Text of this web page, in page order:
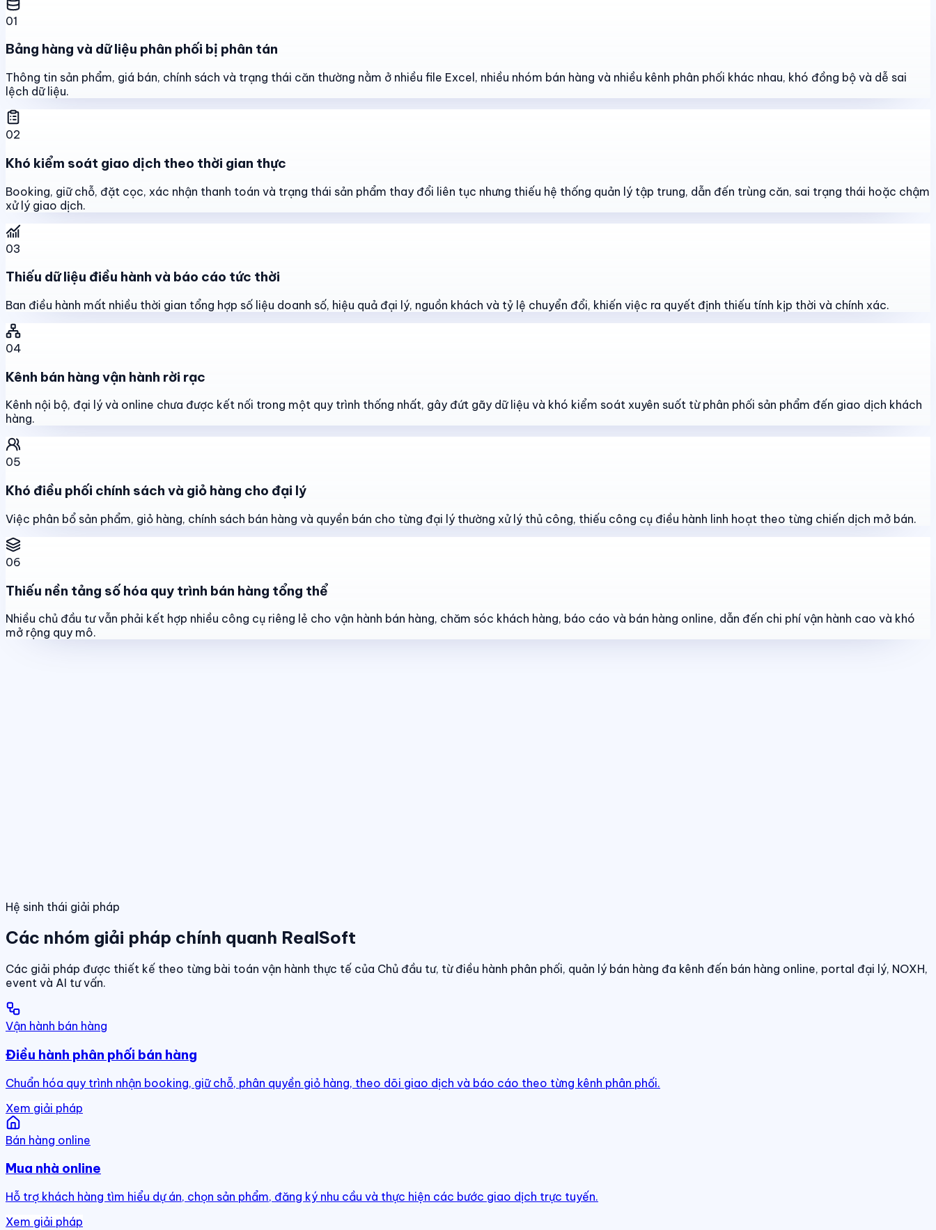
01
Bảng hàng và dữ liệu phân phối bị phân tán
Thông tin sản phẩm, giá bán, chính sách và trạng thái căn thường nằm ở nhiều file Excel, nhiều nhóm bán hàng và nhiều kênh phân phối khác nhau, khó đồng bộ và dễ sai
lệch dữ liệu.
02
Khó kiểm soát giao dịch theo thời gian thực
Booking, giữ chỗ, đặt cọc, xác nhận thanh toán và trạng thái sản phẩm thay đổi liên tục nhưng thiếu hệ thống quản lý tập trung, dẫn đến trùng căn, sai trạng thái hoặc chậm
xử lý giao dịch.
03
Thiếu dữ liệu điều hành và báo cáo tức thời
Ban điều hành mất nhiều thời gian tổng hợp số liệu doanh số, hiệu quả đại lý, nguồn khách và tỷ lệ chuyển đổi, khiến việc ra quyết định thiếu tính kịp thời và chính xác.
04
Kênh bán hàng vận hành rời rạc
Kênh nội bộ, đại lý và online chưa được kết nối trong một quy trình thống nhất, gây đứt gãy dữ liệu và khó kiểm soát xuyên suốt từ phân phối sản phẩm đến giao dịch khách
hàng.
05
Khó điều phối chính sách và giỏ hàng cho đại lý
Việc phân bổ sản phẩm, giỏ hàng, chính sách bán hàng và quyền bán cho từng đại lý thường xử lý thủ công, thiếu công cụ điều hành linh hoạt theo từng chiến dịch mở bán.
06
Thiếu nền tảng số hóa quy trình bán hàng tổng thể
Nhiều chủ đầu tư vẫn phải kết hợp nhiều công cụ riêng lẻ cho vận hành bán hàng, chăm sóc khách hàng, báo cáo và bán hàng online, dẫn đến chi phí vận hành cao và khó
mở rộng quy mô.
Hệ sinh thái giải pháp
Các nhóm giải pháp chính quanh RealSoft
Các giải pháp được thiết kế theo từng bài toán vận hành thực tế của Chủ đầu tư, từ điều hành phân phối, quản lý bán hàng đa kênh đến bán hàng online, portal đại lý, NOXH,
event và AI tư vấn.
Vận hành bán hàng
Điều hành phân phối bán hàng
Chuẩn hóa quy trình nhận booking, giữ chỗ, phân quyền giỏ hàng, theo dõi giao dịch và báo cáo theo từng kênh phân phối.
Xem giải pháp
Bán hàng online
Mua nhà online
Hỗ trợ khách hàng tìm hiểu dự án, chọn sản phẩm, đăng ký nhu cầu và thực hiện các bước giao dịch trực tuyến.
Xem giải pháp